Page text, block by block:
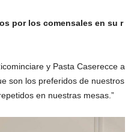
por los comensales en su r
y Pasta Caserecce a
son los preferidos de nuestros
en nuestras mesas.”